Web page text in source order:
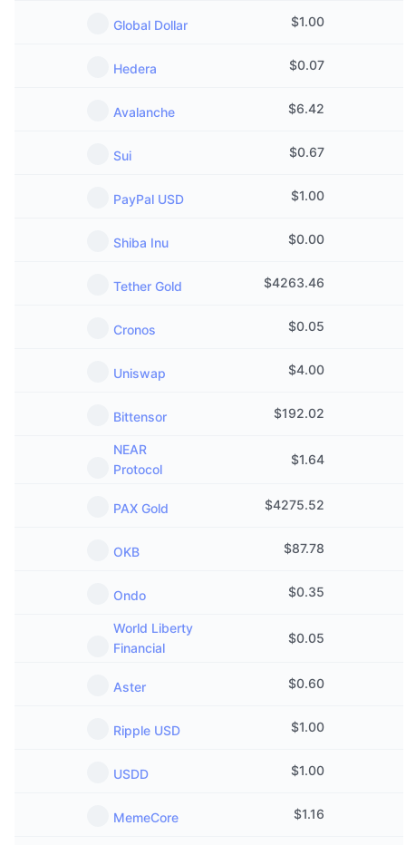
Calendario de eventos
Global Dollar $1.00
Hedera $0.07
Avalanche $6.42
Sui $0.67
PayPal USD $1.00
Shiba Inu $0.00
Tether Gold $4263.46
Cronos $0.05
Uniswap $4.00
Bittensor $192.02
NEAR
Protocol
$1.64
PAX Gold $4275.52
OKB $87.78
Ondo $0.35
World Liberty
Financial
$0.05
Aster $0.60
Ripple USD $1.00
USDD $1.00
MemeCore $1.16